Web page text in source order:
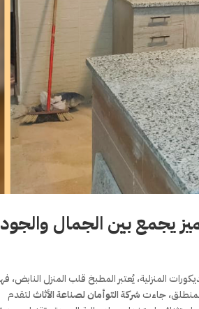
المنزلية، يُعتبر المطبخ قلب المنزل النابض،
جاءت شركة التوأمان لصناعة الأثاثلتقدم